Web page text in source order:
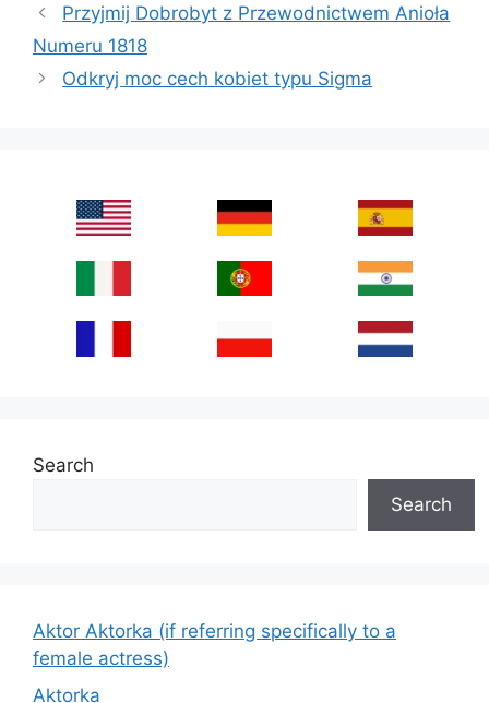
Przyjmij Dobrobyt z Przewodnictwem Anioła
Numeru 1818
Odkryj moc cech kobiet typu Sigma
Search
Search
Aktor Aktorka (if referring specifically to a
female actress)
Aktorka